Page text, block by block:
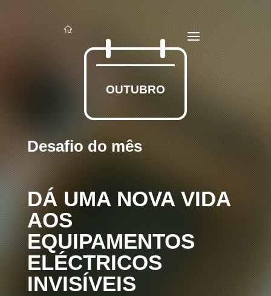
OUTUBRO
Desafio do mês
DÁ UMA NOVA VIDA
AOS
EQUIPAMENTOS
ELÉCTRICOS
INVISÍVEIS